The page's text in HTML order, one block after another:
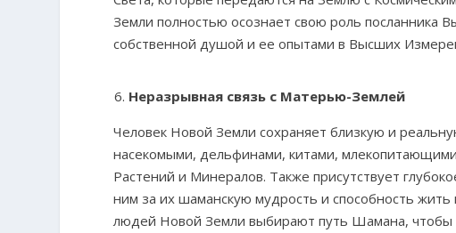
Земли полностью осознает свою роль посланника
собственной душой и ее опытами в Высших
Неразрывная связь с Матерью-Землей
Человек Новой Земли сохраняет близкую и
насекомыми, дельфинами, китами,
Растений и Минералов. Также присутствует
ним за их шаманскую мудрость и способность
людей Новой Земли выбирают путь Шамана, чтобы